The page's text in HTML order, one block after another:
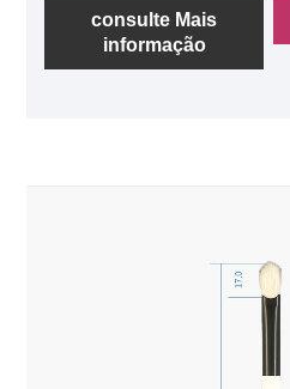
Time de entrega: 5 semanas
Certificado: ISO9001, GB/
consulte Mais
informação